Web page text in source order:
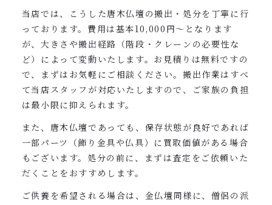
当店では、こうした唐木仏壇の搬出・処分を丁寧に行
っております。費用は基本10,000円〜となります
が、大きさや搬出経路（階段・クレーンの必要性な
ど）によって変動いたします。お見積りは無料ですの
で、まずはお気軽にご相談ください。搬出作業はすべ
て当店スタッフが対応いたしますので、ご家族の負担
は最小限に抑えられます。
また、唐木仏壇であっても、保存状態が良好であれば
一部パーツ（飾り金具や仏具）に買取価値がある場合
もございます。処分の前に、まずは査定をご依頼いた
だくことをおすすめします。
ご供養を希望される場合は、金仏壇同様に、僧侶の派